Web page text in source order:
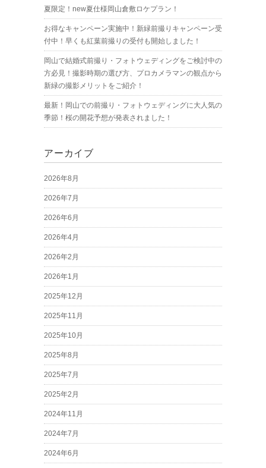
夏限定！new夏仕様岡山倉敷ロケプラン！
お得なキャンペーン実施中！新緑前撮りキャンペーン受
付中！早くも紅葉前撮りの受付も開始しました！
岡山で結婚式前撮り・フォトウェディングをご検討中の
方必見！撮影時期の選び方、プロカメラマンの観点から
新緑の撮影メリットをご紹介！
最新！岡山での前撮り・フォトウェディングに大人気の
季節！桜の開花予想が発表されました！
アーカイブ
2026年8月
2026年7月
2026年6月
2026年4月
2026年2月
2026年1月
2025年12月
2025年11月
2025年10月
2025年8月
2025年7月
2025年2月
2024年11月
2024年7月
2024年6月